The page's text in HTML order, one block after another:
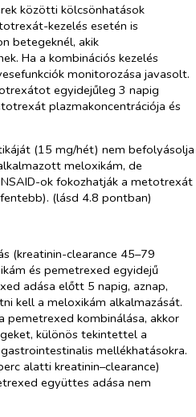
közötti kölcsönhatások
kezelés esetén is
betegeknél, akik
Ha a kombinációs kezelés
monitorozása javasolt.
egyidejűleg 3 napig
plazmakoncentrációja és
(15 mg/hét) nem befolyásolja
meloxikám, de
ok fokozhatják a metotrexát
(lásd 4.8 pontban)
(kreatinin-clearance 45–79
és pemetrexed egyidejű
adása előtt 5 napig, aznap,
kell a meloxikám alkalmazását.
pemetrexed kombinálása, akkor
különös tekintettel a
mellékhatásokra.
alatti kreatinin–clearance)
együttes adása nem